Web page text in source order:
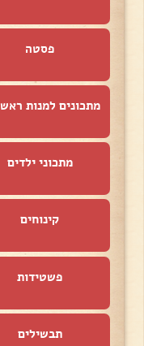
פסטה
מתכונים למנות
מתכוני ילדים
קינוחים
פשטידות
תבשילים